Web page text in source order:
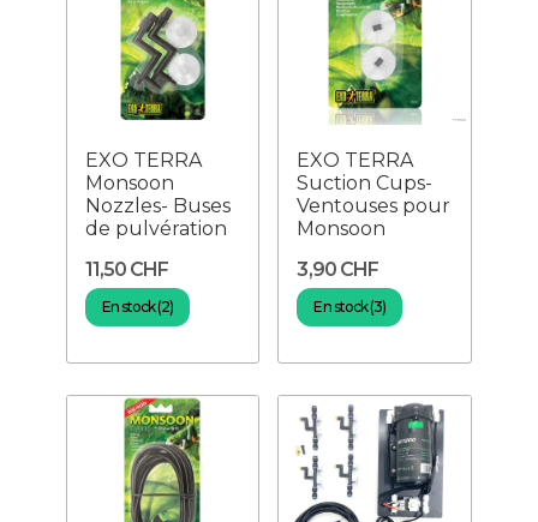
EXO TERRA
Monsoon
Nozzles- Buses
de pulvération
11,50 CHF
En stock (2)
EXO TERRA
Suction Cups-
Ventouses pour
Monsoon
3,90 CHF
En stock (3)